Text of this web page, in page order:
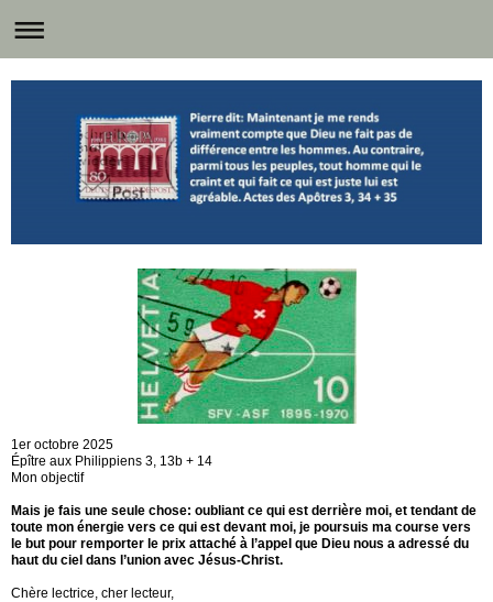
1er octobre 2025
Épître aux Philippiens 3, 13b + 14
Mon objectif
Mais je fais une seule chose: oubliant ce qui est derrière moi, et tendant de
toute mon énergie vers ce qui est devant moi, je poursuis ma course vers
le but pour remporter le prix attaché à l’appel que Dieu nous a adressé du
haut du ciel dans l’union avec Jésus-Christ.
Chère lectrice, cher lecteur,